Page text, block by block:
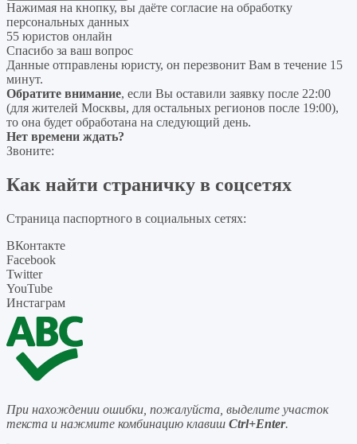
Нажимая на кнопку, вы даёте согласие на обработку
персональных данных
55 юристов онлайн
Спасибо за ваш вопрос
Данные отправлены юристу, он перезвонит Вам в течение 15
минут.
Обратите внимание, если Вы оставили заявку после 22:00
(для жителей Москвы, для остальных регионов после 19:00),
то она будет обработана на следующий день.
Нет времени ждать?
Звоните:
Как найти страничку в соцсетях
Страница паспортного в социальных сетях:
ВКонтакте
Facebook
Twitter
YouTube
Инстаграм
При нахождении ошибки, пожалуйста, выделите участок
текста и нажмите комбинацию клавиш Ctrl+Enter.